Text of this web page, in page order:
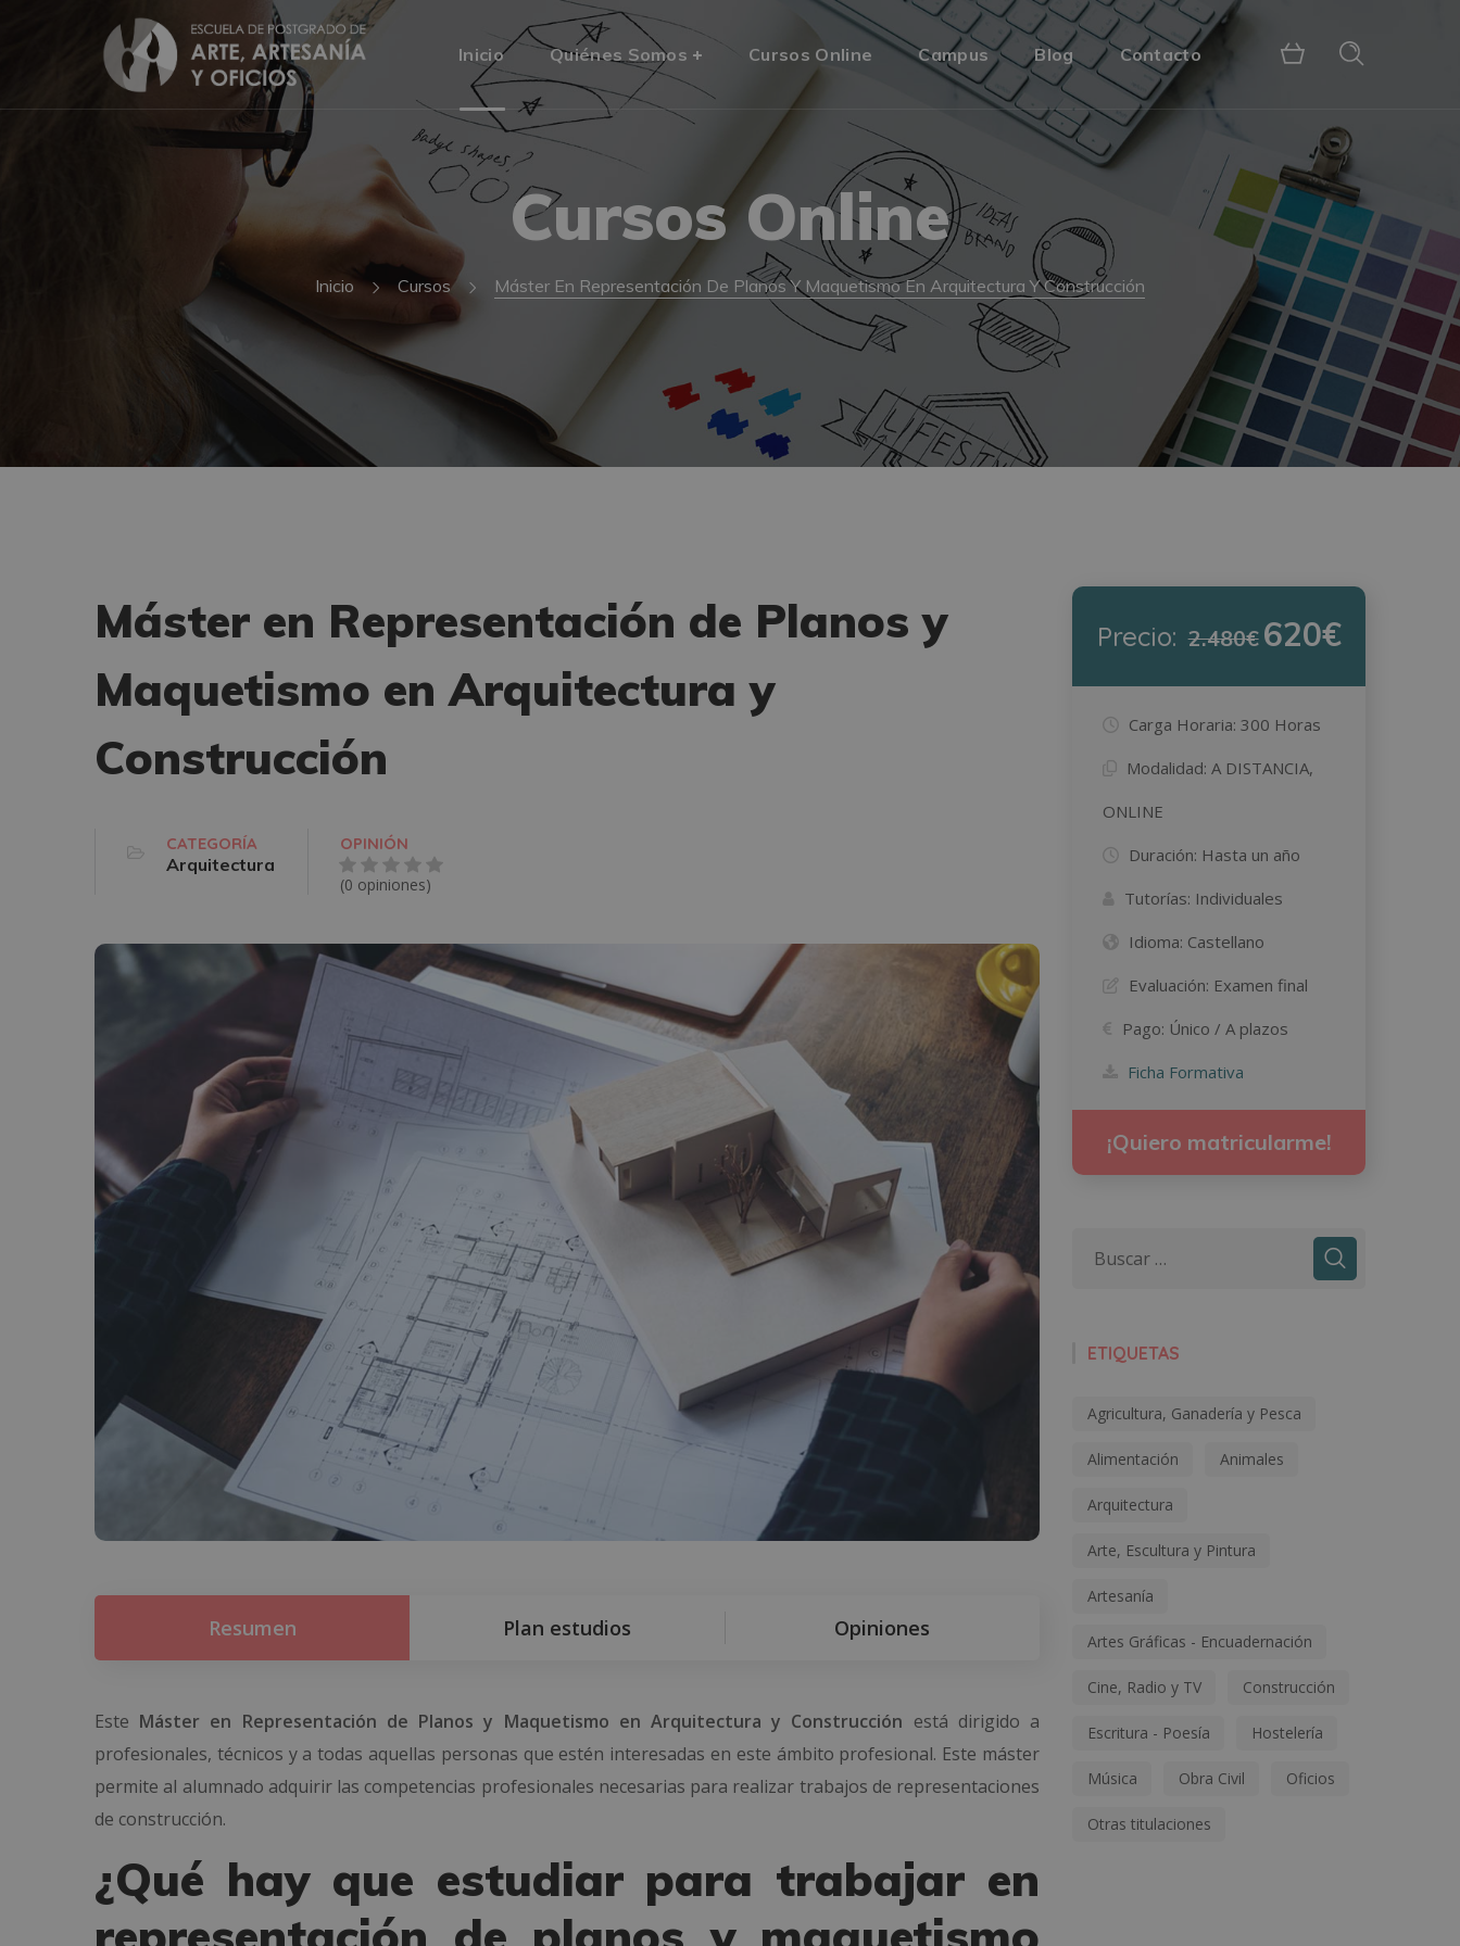
Inicio Quiénes Somos Cursos Online Campus Blog Contacto
Cursos Online
Inicio Cursos Máster En Representación De Planos Y Maquetismo En Arquitectura Y Construcción
Máster en Representación de Planos y
Maquetismo en Arquitectura y
Construcción
CATEGORÍA
Arquitectura
OPINIÓN
(0 opiniones)
Resumen Plan estudios Opiniones
Este Máster en Representación de Planos y Maquetismo en Arquitectura y Construcción está dirigido a
profesionales, técnicos y a todas aquellas personas que estén interesadas en este ámbito profesional. Este máster
permite al alumnado adquirir las competencias profesionales necesarias para realizar trabajos de representaciones
de construcción.
¿Qué hay que estudiar para trabajar en
Precio: 2.480€ 620€
Carga Horaria: 300 Horas
Modalidad: A DISTANCIA,
ONLINE
Duración: Hasta un año
Tutorías: Individuales
Idioma: Castellano
Evaluación: Examen final
Pago: Único / A plazos
Ficha Formativa
¡Quiero matricularme!
ETIQUETAS
Agricultura, Ganadería y Pesca
Alimentación Animales
Arquitectura
Arte, Escultura y Pintura
Artesanía
Artes Gráficas - Encuadernación
Cine, Radio y TV Construcción
Escritura - Poesía Hostelería
Música Obra Civil Oficios
Otras titulaciones